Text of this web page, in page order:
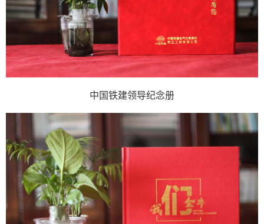
中国铁建领导纪念册